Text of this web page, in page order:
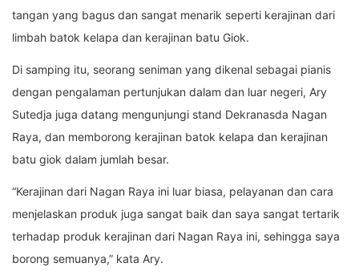
tangan yang bagus dan sangat menarik seperti kerajinan dari
limbah batok kelapa dan kerajinan batu Giok.
Di samping itu, seorang seniman yang dikenal sebagai pianis
dengan pengalaman pertunjukan dalam dan luar negeri, Ary
Sutedja juga datang mengunjungi stand Dekranasda Nagan
Raya, dan memborong kerajinan batok kelapa dan kerajinan
batu giok dalam jumlah besar.
“Kerajinan dari Nagan Raya ini luar biasa, pelayanan dan cara
menjelaskan produk juga sangat baik dan saya sangat tertarik
terhadap produk kerajinan dari Nagan Raya ini, sehingga saya
borong semuanya,” kata Ary.